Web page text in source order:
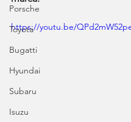
Porsche
Toyota
Bugatti
Hyundai
Subaru
Isuzu
https://youtu.be/